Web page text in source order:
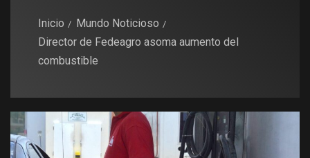
Inicio
Mundo Noticioso
Director de Fedeagro asoma aumento del
combustible